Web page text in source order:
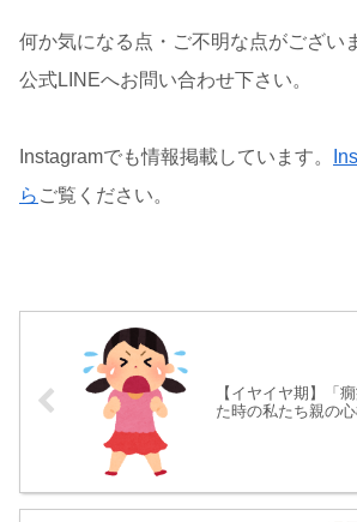
何か気になる点・ご不明な点がござい
公式LINEへお問い合わせ下さい。
Instagramでも情報掲載しています。
ら ご覧ください。
【イヤイヤ期】「
た時の私たち親の心